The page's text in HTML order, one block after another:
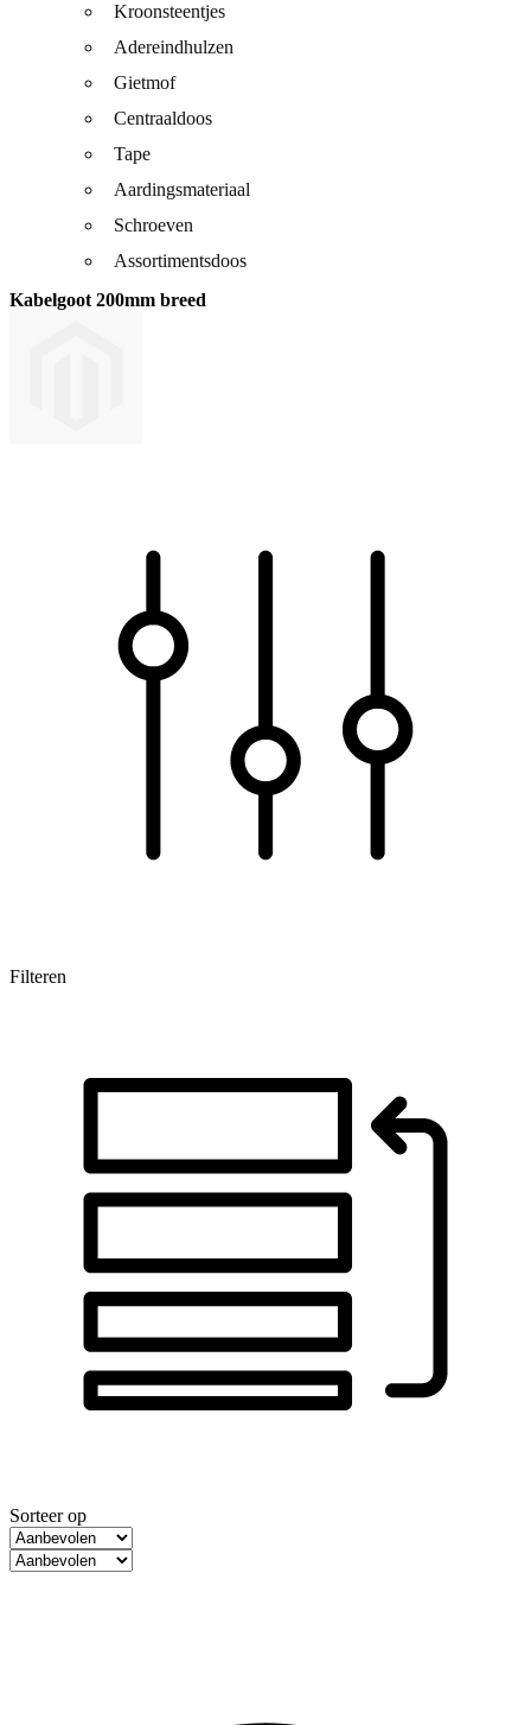
Kroonsteentjes
Adereindhulzen
Gietmof
Centraaldoos
Tape
Aardingsmateriaal
Schroeven
Assortimentsdoos
Kabelgoot 200mm breed
Filteren
Sorteer op